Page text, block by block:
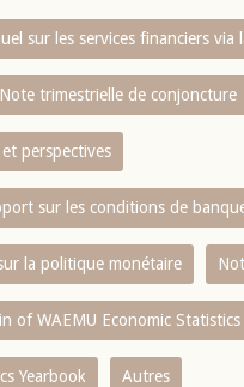
sur les services financiers via
Note trimestrielle de conjoncture
perspectives
sur les conditions de
la politique monétaire
of WAEMU Economic Statistics
Yearbook Autres